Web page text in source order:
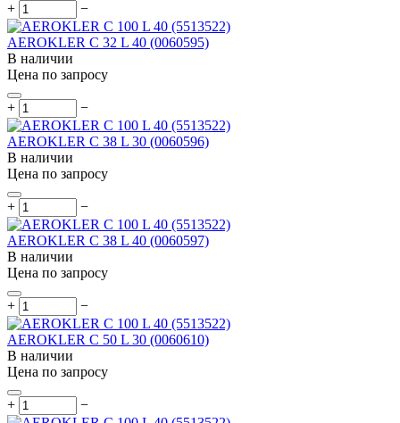
+ −
AEROKLER C 32 L 40 (0060595)
В наличии
Цена по запросу
+ −
AEROKLER C 38 L 30 (0060596)
В наличии
Цена по запросу
+ −
AEROKLER C 38 L 40 (0060597)
В наличии
Цена по запросу
+ −
AEROKLER C 50 L 30 (0060610)
В наличии
Цена по запросу
+ −